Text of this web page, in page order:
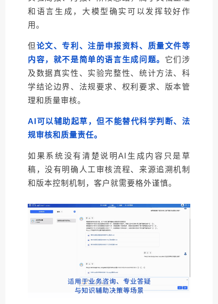
和语言生成，大模型确实可以发挥较好作
用。
但 论文、专利、注册申报资料、质量文件等
内容，就不是简单的语言生成问题。 它们涉
及数据真实性、实验完整性、统计方法、科
学结论边界、法规要求、权利要求、版本管
理和质量审核。
AI可以辅助起草，但不能替代科学判断、法
规审核和质量责任。
如果系统没有清楚说明AI生成内容只是草
稿，没有明确人工审核流程、来源追溯机制
和版本控制机制，客户就需要格外谨慎。